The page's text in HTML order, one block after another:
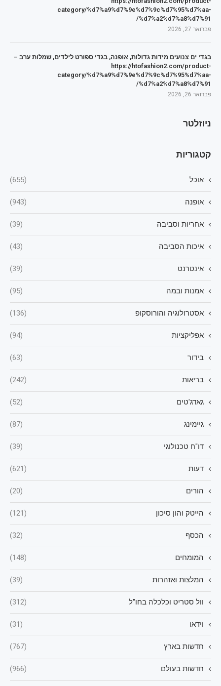
category/%d7%a9%d7%9e%d7%9c%d7%95%d7%aa-
%d7%a2%d7%a8%d7%91/
פברואר 27, 2026
בגדי ים צנועים מידות גדולות, אופנה, בגדי ספורט לילדים, שמלות ערב –
https://htofashion2.com/product-
category/%d7%a9%d7%9e%d7%9c%d7%95%d7%aa-
%d7%a2%d7%a8%d7%91/
פברואר 26, 2026
ניוזלטר
קטגוריות
אוכל (655)
אופנה (943)
אחריות וסביבה (39)
איכות הסביבה (43)
אינטרנט (39)
אמנות ובמה (95)
אסטרולוגיה והורוסקופ (136)
אפליקציות (94)
בידור (63)
בריאות (242)
גאדג'טים (52)
גיימינג (87)
דו"ח טכנולוגי (39)
דעות (621)
הורים (20)
הייטק והון סיכון (121)
הכסף (32)
המומחים (148)
המלצות ואזהרות (39)
וול סטריט וכלכלה בחו"ל (312)
וידאו (31)
חדשות בארץ (767)
חדשות בעולם (966)